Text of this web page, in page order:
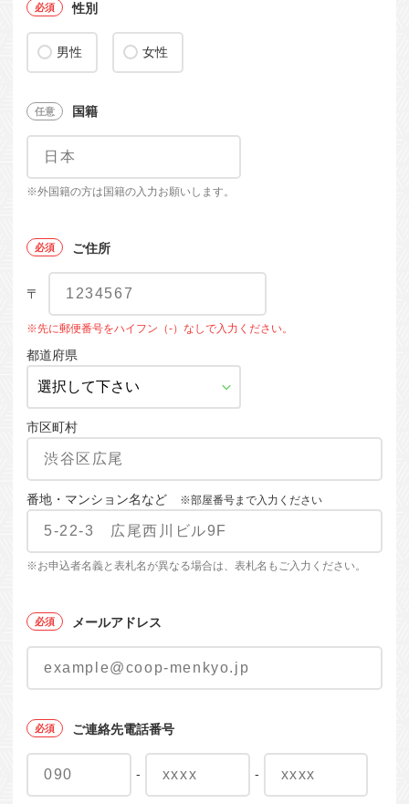
性別
男性 女性
国籍
※外国籍の方は国籍の入力お願いします。
ご住所
〒
※先に郵便番号をハイフン（-）なしで入力ください。
都道府県
市区町村
番地・マンション名など ※部屋番号まで入力ください
※お申込者名義と表札名が異なる場合は、表札名もご入力ください。
メールアドレス
ご連絡先電話番号
- -